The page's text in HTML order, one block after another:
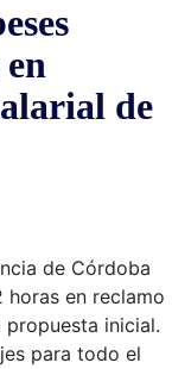
de
de Córdoba
horas en reclamo
propuesta inicial.
para todo el